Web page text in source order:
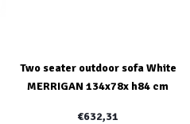
Two seater outdoor sofa White
MERRIGAN 134x78x h84 cm
€632,31